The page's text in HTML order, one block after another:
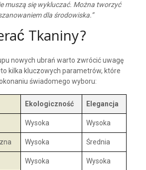
muszą się wykluczać. Można tworzyć
dla środowiska.”
Tkaniny?
nowych ubrań warto zwrócić uwagę
kilka kluczowych parametrów, które
świadomego wyboru:
Ekologiczność Elegancja
Wysoka Wysoka
Wysoka Średnia
Wysoka Wysoka